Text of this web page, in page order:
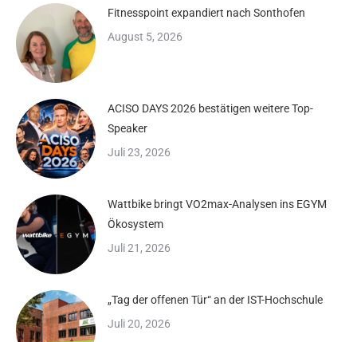
Fitnesspoint expandiert nach Sonthofen
August 5, 2026
ACISO DAYS 2026 bestätigen weitere Top-
Speaker
Juli 23, 2026
Wattbike bringt VO2max-Analysen ins EGYM
Ökosystem
Juli 21, 2026
„Tag der offenen Tür“ an der IST-Hochschule
Juli 20, 2026